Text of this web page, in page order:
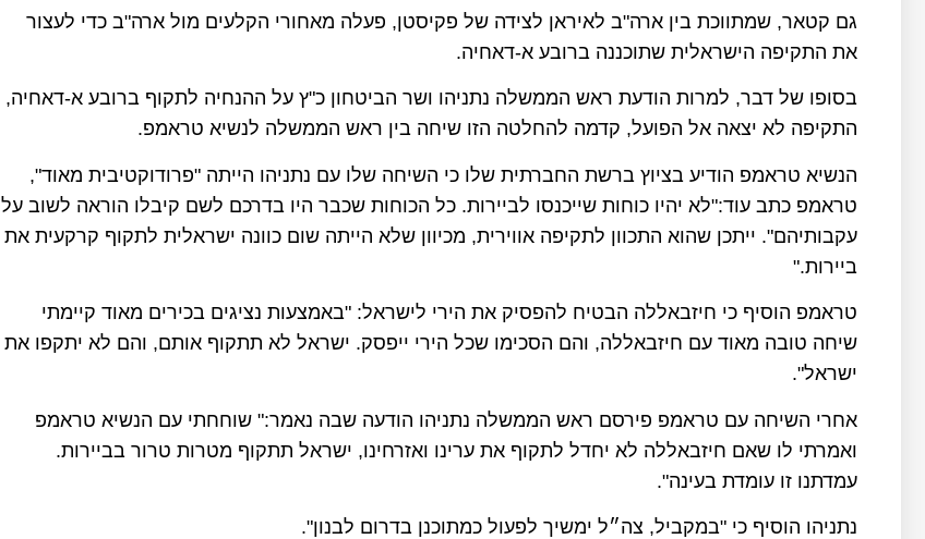
גם קטאר, שמתווכת בין ארה"ב לאיראן לצידה של פקיסטן, פעלה מאחורי הקלעים מול ארה"ב כדי לעצור
את התקיפה הישראלית שתוכננה ברובע א-דאחיה.
בסופו של דבר, למרות הודעת ראש הממשלה נתניהו ושר הביטחון כ"ץ על ההנחיה לתקוף ברובע א-דאחיה,
התקיפה לא יצאה אל הפועל, קדמה להחלטה הזו שיחה בין ראש הממשלה לנשיא טראמפ.
הנשיא טראמפ הודיע בציוץ ברשת החברתית שלו כי השיחה שלו עם נתניהו הייתה "פרודוקטיבית מאוד",
טראמפ כתב עוד:"לא יהיו כוחות שייכנסו לביירות. כל הכוחות שכבר היו בדרכם לשם קיבלו הוראה לשוב על
עקבותיהם". ייתכן שהוא התכוון לתקיפה אווירית, מכיוון שלא הייתה שום כוונה ישראלית לתקוף קרקעית את
ביירות."
טראמפ הוסיף כי חיזבאללה הבטיח להפסיק את הירי לישראל: "באמצעות נציגים בכירים מאוד קיימתי
שיחה טובה מאוד עם חיזבאללה, והם הסכימו שכל הירי ייפסק. ישראל לא תתקוף אותם, והם לא יתקפו את
ישראל".
אחרי השיחה עם טראמפ פירסם ראש הממשלה נתניהו הודעה שבה נאמר:" שוחחתי עם הנשיא טראמפ
ואמרתי לו שאם חיזבאללה לא יחדל לתקוף את ערינו ואזרחינו, ישראל תתקוף מטרות טרור בביירות.
עמדתנו זו עומדת בעינה".
נתניהו הוסיף כי "במקביל, צה״ל ימשיך לפעול כמתוכנן בדרום לבנון".